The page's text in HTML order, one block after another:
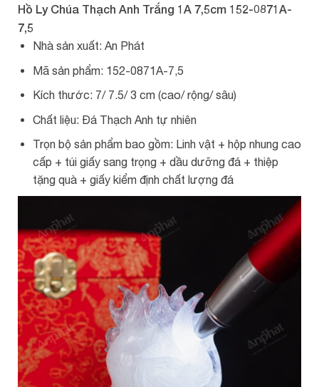
Hồ Ly Chúa Thạch Anh Trắng 1A 7,5cm 152-0871A-
7,5
Nhà sản xuất: An Phát
Mã sản phẩm: 152-0871A-7,5
Kích thước: 7/ 7.5/ 3 cm (cao/ rộng/ sâu)
Chất liệu: Đá Thạch Anh tự nhiên
Trọn bộ sản phẩm bao gồm: Linh vật + hộp nhung cao
cấp + túi giấy sang trọng + dầu dưỡng đá + thiệp
tặng quà + giấy kiểm định chất lượng đá